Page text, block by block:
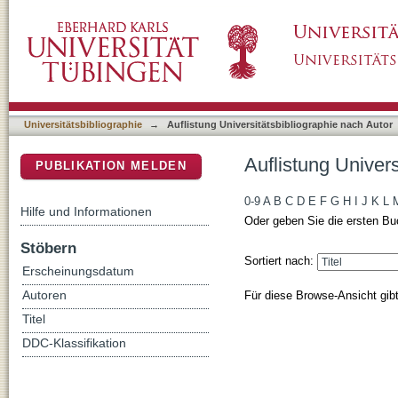
Universitätsbibliographie → Auflistung Universitätsbibliographie nach Autor
Auflistung
0-9 A B C D E F G H J K L
Oder geben Sie die ersten
Sortiert nach:
Für diese Browse-Ansicht
PUBLIKATION MELDEN
Hilfe und Informationen
Stöbern
Erscheinungsdatum
Autoren
Titel
DDC-Klassifikation